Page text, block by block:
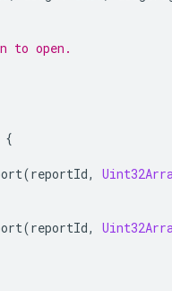
to open.
{
(reportId,
(reportId,